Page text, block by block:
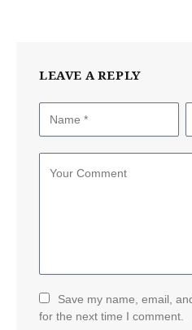
LEAVE A REPLY
Save my name, email,
for the next time I comment.